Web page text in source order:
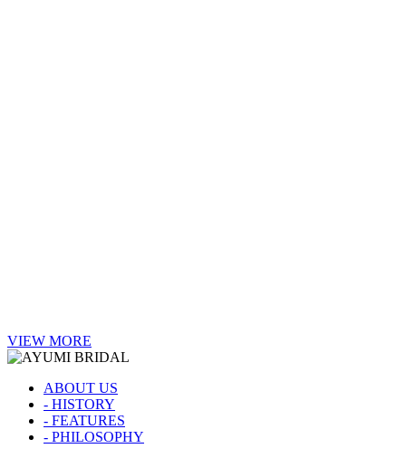
VIEW MORE
ABOUT US
- HISTORY
- FEATURES
- PHILOSOPHY